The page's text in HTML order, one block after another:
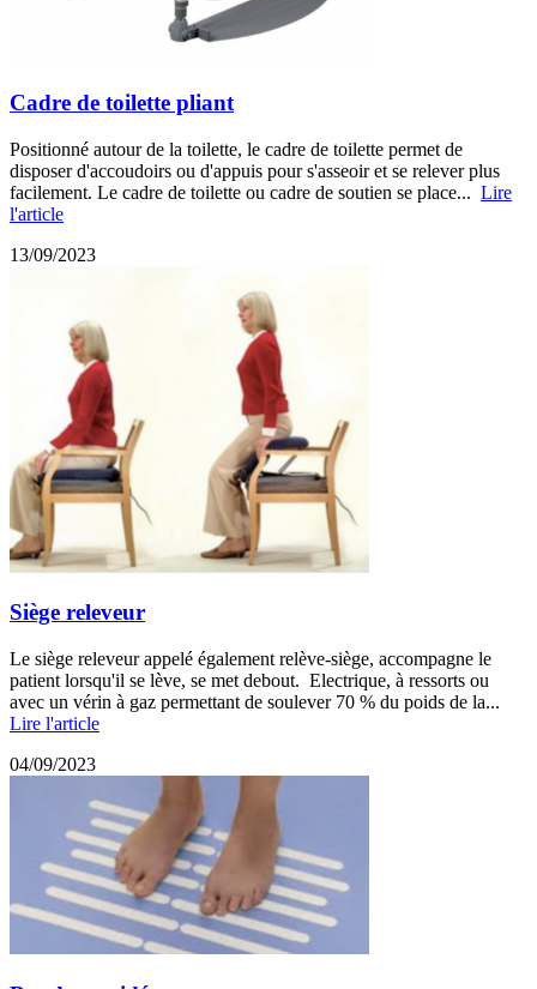
Cadre de toilette pliant
Positionné autour de la toilette, le cadre de toilette permet de
disposer d'accoudoirs ou d'appuis pour s'asseoir et se relever plus
facilement. Le cadre de toilette ou cadre de soutien se place... Lire
l'article
13/09/2023
Siège releveur
Le siège releveur appelé également relève-siège, accompagne le
patient lorsqu'il se lève, se met debout. Electrique, à ressorts ou
avec un vérin à gaz permettant de soulever 70 % du poids de la...
Lire l'article
04/09/2023